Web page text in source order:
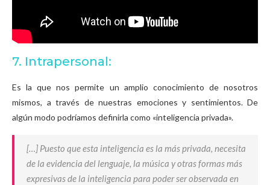
7. Intrapersonal:
Es la que nos permite un amplio conocimiento de nosotros
mismos, a través de nuestras emociones y sentimientos. De
algún modo podríamos definirla como «inteligencia privada».
[…] Puesto que esta inteligencia es la más privada, necesita
de la evidencia del lenguaje, la música y otras formas más
expresivas de la inteligencia para poder ser observada en